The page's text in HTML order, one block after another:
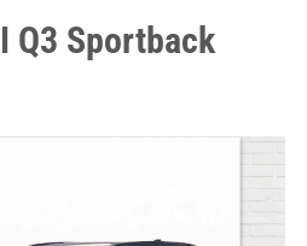
Q3 Sportback